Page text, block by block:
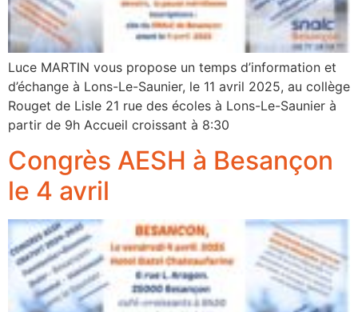
Luce MARTIN vous propose un temps d’information et
d’échange à Lons-Le-Saunier, le 11 avril 2025, au collège
Rouget de Lisle 21 rue des écoles à Lons-Le-Saunier à
partir de 9h Accueil croissant à 8:30
Congrès AESH à Besançon
le 4 avril